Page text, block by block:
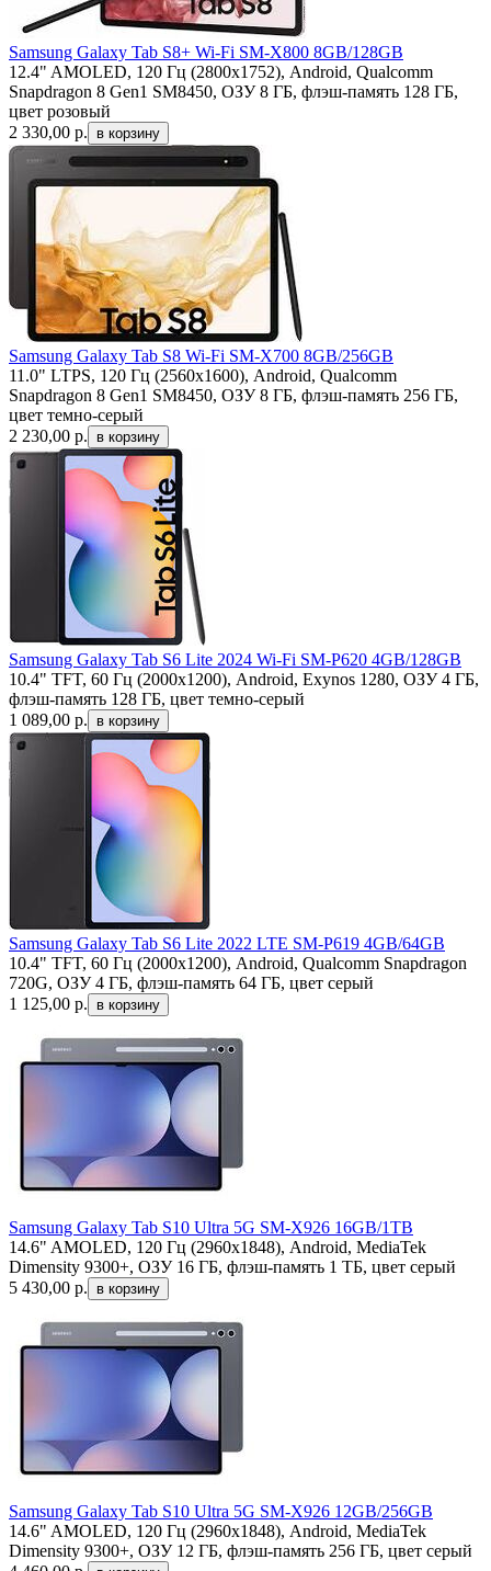
Samsung Galaxy Tab S8+ Wi-Fi SM-X800 8GB/128GB
12.4" AMOLED, 120 Гц (2800x1752), Android, Qualcomm
Snapdragon 8 Gen1 SM8450, ОЗУ 8 ГБ, флэш-память 128 ГБ,
цвет розовый
2 330,00 р.
Samsung Galaxy Tab S8 Wi-Fi SM-X700 8GB/256GB
11.0" LTPS, 120 Гц (2560x1600), Android, Qualcomm
Snapdragon 8 Gen1 SM8450, ОЗУ 8 ГБ, флэш-память 256 ГБ,
цвет темно-серый
2 230,00 р.
Samsung Galaxy Tab S6 Lite 2024 Wi-Fi SM-P620 4GB/128GB
10.4" TFT, 60 Гц (2000x1200), Android, Exynos 1280, ОЗУ 4 ГБ,
флэш-память 128 ГБ, цвет темно-серый
1 089,00 р.
Samsung Galaxy Tab S6 Lite 2022 LTE SM-P619 4GB/64GB
10.4" TFT, 60 Гц (2000x1200), Android, Qualcomm Snapdragon
720G, ОЗУ 4 ГБ, флэш-память 64 ГБ, цвет серый
1 125,00 р.
Samsung Galaxy Tab S10 Ultra 5G SM-X926 16GB/1TB
14.6" AMOLED, 120 Гц (2960x1848), Android, MediaTek
Dimensity 9300+, ОЗУ 16 ГБ, флэш-память 1 ТБ, цвет серый
5 430,00 р.
Samsung Galaxy Tab S10 Ultra 5G SM-X926 12GB/256GB
14.6" AMOLED, 120 Гц (2960x1848), Android, MediaTek
Dimensity 9300+, ОЗУ 12 ГБ, флэш-память 256 ГБ, цвет серый